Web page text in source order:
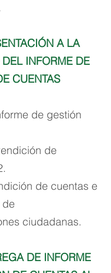
A LA
INFORME DE
CUENTAS
de gestión
de
de cuentas e
ciudadanas.
DE INFORME